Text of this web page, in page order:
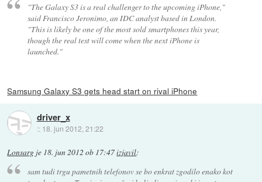
"The Galaxy S3 is a real challenger to the upcoming iPhone,"
said Francisco Jeronimo, an IDC analyst based in London.
"This is likely be one of the most sold smartphones this year,
though the real test will come when the next iPhone is
launched."
Samsung Galaxy S3 gets head start on rival iPhone
driver_x
:: 18. jun 2012, 21:22
Lonsarg je 18. jun 2012 ob 17:47izjavil:
sam tudi trgu pametnih telefonov se bo enkrat zgodilo enako kot